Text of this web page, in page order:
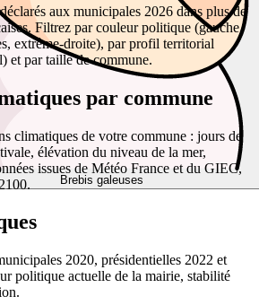
Brebis galeuses
aux municipales 2026 dans plus de
Filtrez par couleur politique (gauche,
extrême-droite), par profil territorial
et par taille de commune.
par commune
climatiques de votre commune : jours de
élévation du niveau de la mer,
issues de Météo France et du GIEC,
2020, présidentielles 2022 et
politique actuelle de la mairie, stabilité